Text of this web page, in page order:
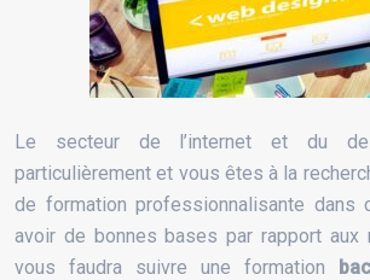
Le secteur de l’internet et du
particulièrement et vous êtes à la
de formation professionnalisante dans
avoir de bonnes bases par rapport aux
vous faudra suivre une formation